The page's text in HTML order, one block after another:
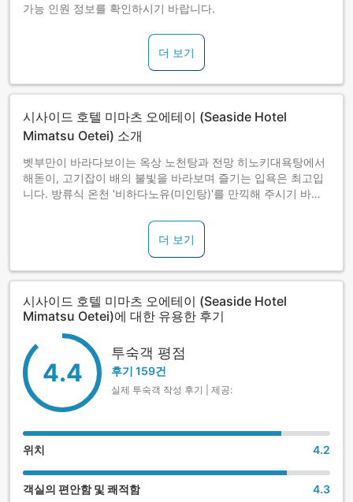
가능 인원 정보를 확인하시기 바랍니다.
더 보기
시사이드 호텔 미마츠 오에테이 (Seaside Hotel
Mimatsu Oetei) 소개
벳부만이 바라다보이는 옥상 노천탕과 전망 히노키대욕탕에서
해돋이, 고기잡이 배의 불빛을 바라보며 즐기는 입욕은 최고입
니다. 방류식 온천 '비하다노유(미인탕)'를 만끽해 주시기 바랍
더 보기
시사이드 호텔 미마츠 오에테이 (Seaside Hotel
Mimatsu Oetei)에 대한 유용한 후기
4.4
투숙객 평점
후기 159건
실제 투숙객 작성 후기 | 제공:
위치 4.2
객실의 편안함 및 쾌적함 4.3